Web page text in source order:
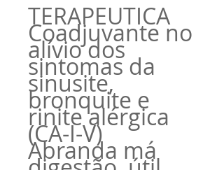
TERAPÊUTICA
Coadjuvante no
alívio dos
sintomas da
sinusite,
bronquite e
rinite alérgica
(CA-I-V)
Abranda má